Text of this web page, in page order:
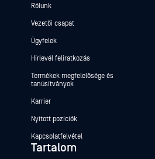
Rólunk
Vezetői csapat
Ügyfelek
Hírlevél feliratkozás
Termékek megfelelősége és
tanúsítványok
Karrier
Nyitott pozíciók
Kapcsolatfelvétel
Tartalom